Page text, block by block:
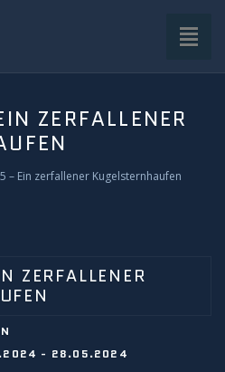
ZERFALLENER
– Ein zerfallener Kugelsternhaufen
ZERFALLENER
- 28.05.2024